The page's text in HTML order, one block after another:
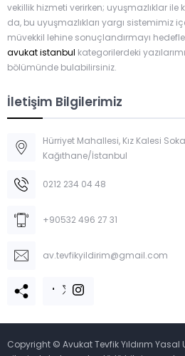
vekillik hizmeti verirken; uyuşmazlıklar ile
da, bu uyuşmazlıkları yargı sistemimiz
müvekkil lehine sonuçlandırmayı
avukat istanbul kategorilerdeki
bölümünde bulabilirsiniz.
İletişim Bilgilerimiz
Hürriyet Mahallesi, Kız Kalesi
Kağıthane/İstanbul
0212 234 04 48
+90532 496 27 31
av.tevfikyildirim@gmail.com
Copyright © Avukat Tevfik Yıldırım Yasal